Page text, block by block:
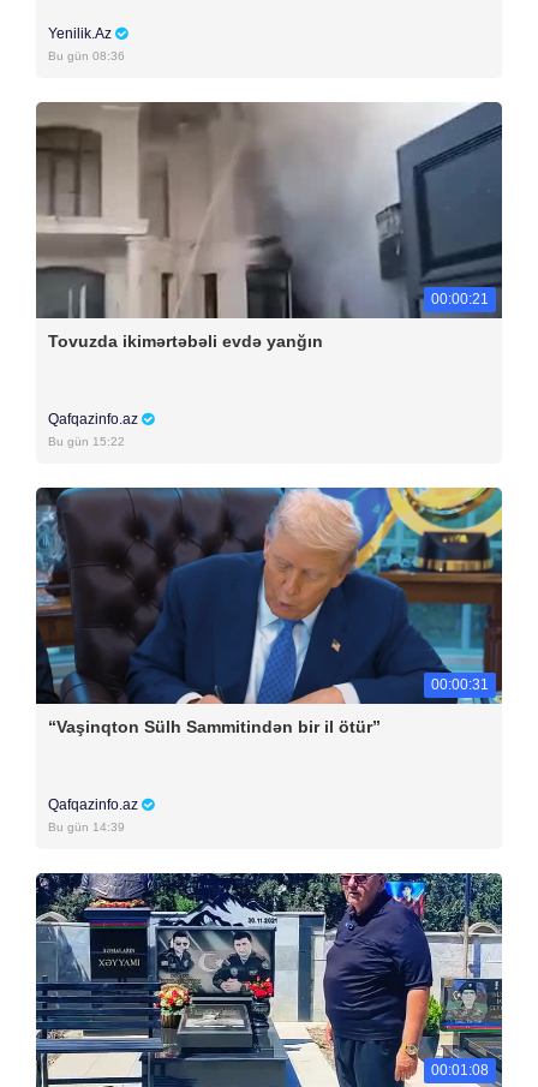
Yenilik.Az
Bu gün 08:36
00:00:21
Tovuzda ikimərtəbəli evdə yanğın
Qafqazinfo.az
Bu gün 15:22
00:00:31
“Vaşinqton Sülh Sammitindən bir il ötür”
Qafqazinfo.az
Bu gün 14:39
00:01:08